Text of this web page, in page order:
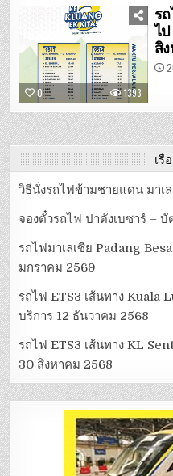
0 1393
รถ
ไป
สิ
เรื่
วิธีนั่งรถไฟข้ามชายแดน มาเ
จองตั๋วรถไฟ ปาดังเบซาร์ – บั
รถไฟมาเลเซีย Padang
มกราคม 2569
รถไฟ ETS3 เส้นทาง Kuala
บริการ 12 ธันวาคม 2568
รถไฟ ETS3 เส้นทาง KL
30 สิงหาคม 2568